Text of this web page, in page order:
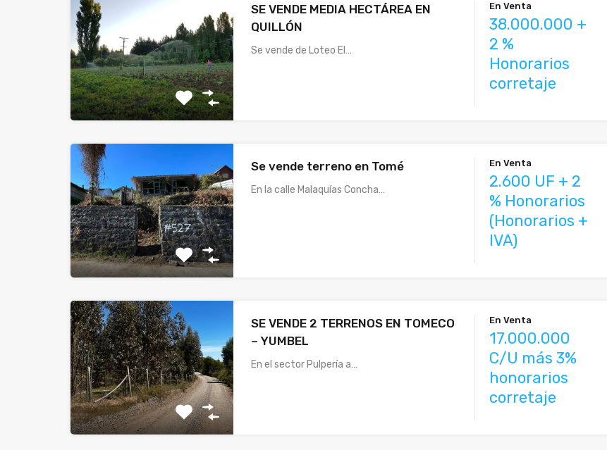
SE VENDE MEDIA HECTÁREA EN
QUILLÓN
Se vende de Loteo El…
En Venta
38.000.000 +
2 %
Honorarios
corretaje
Se vende terreno en Tomé
En la calle Malaquías Concha…
En Venta
2.600 UF + 2
% Honorarios
(Honorarios +
IVA)
SE VENDE 2 TERRENOS EN TOMECO
– YUMBEL
En el sector Pulpería a…
En Venta
17.000.000
C/U más 3%
honorarios
corretaje